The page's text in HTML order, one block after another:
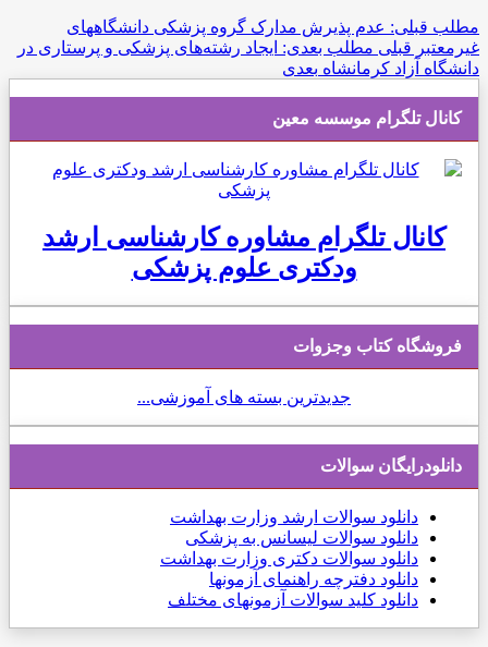
مطلب قبلی: عدم پذیرش مدارک گروه پزشکی دانشگاههای
غیرمعتبر قبلی مطلب بعدی: ایجاد رشته‌های پزشکی و پرستاری در
دانشگاه آزاد کرمانشاه بعدی
کانال تلگرام موسسه معین
کانال تلگرام مشاوره کارشناسی ارشد
ودکتری علوم پزشکی
فروشگاه کتاب وجزوات
جدیدترین بسته های آموزشی...
دانلودرایگان سوالات
دانلود سوالات ارشد وزارت بهداشت
دانلود سوالات لیسانس به پزشکی
دانلود سوالات دکتری وزارت بهداشت
دانلود دفترچه راهنمای آزمونها
دانلود کلید سوالات آزمونهای مختلف